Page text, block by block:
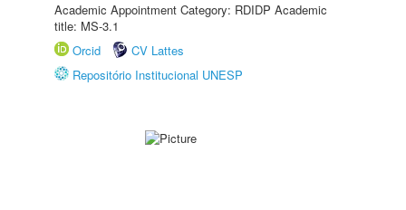
Academic Appointment Category: RDIDP Academic
title: MS-3.1
Orcid
CV Lattes
Repositório Institucional UNESP